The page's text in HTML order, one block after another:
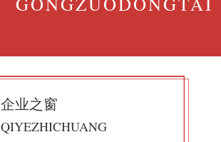
企业之窗
QIYEZHICHUANG